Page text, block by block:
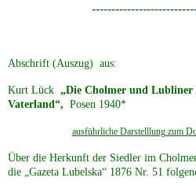
Abschrift (Auszug) aus:
Kurt Lück „Die Cholmer und Lubliner
Vaterland“, Posen 1940*
ausführliche Darstelllung zum
Über die Herkunft der Siedler im
die „Gazeta Lubelska“ 1876 Nr. 51